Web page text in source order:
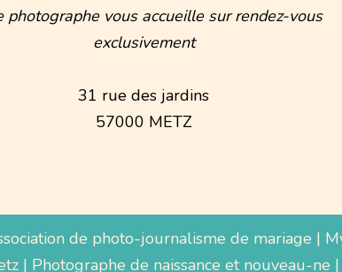
photographe vous accueille sur rendez-vous
exclusivement
31 rue des jardins
57000 METZ
de photo-journalisme de mariage |
| Photographe de naissance et nouveau-ne